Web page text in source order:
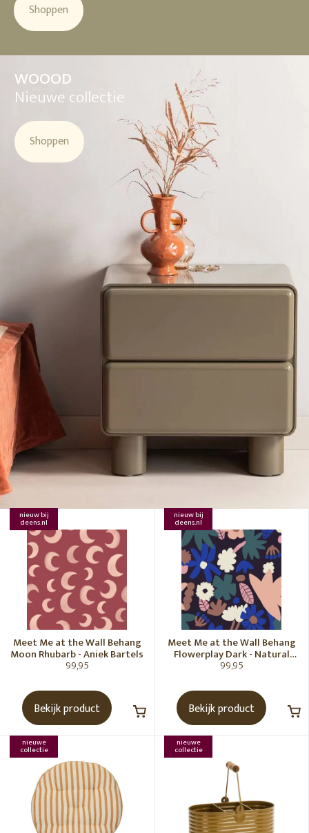
Shoppen
WOOOD
Nieuwe collectie
Shoppen
nieuw bij
deens.nl
Meet Me at the Wall Behang
Moon Rhubarb - Aniek Bartels
99,95
Bekijk product
nieuw bij
deens.nl
Meet Me at the Wall Behang
Flowerplay Dark - Natural
Noord
99,95
Bekijk product
nieuwe
collectie
nieuwe
collectie